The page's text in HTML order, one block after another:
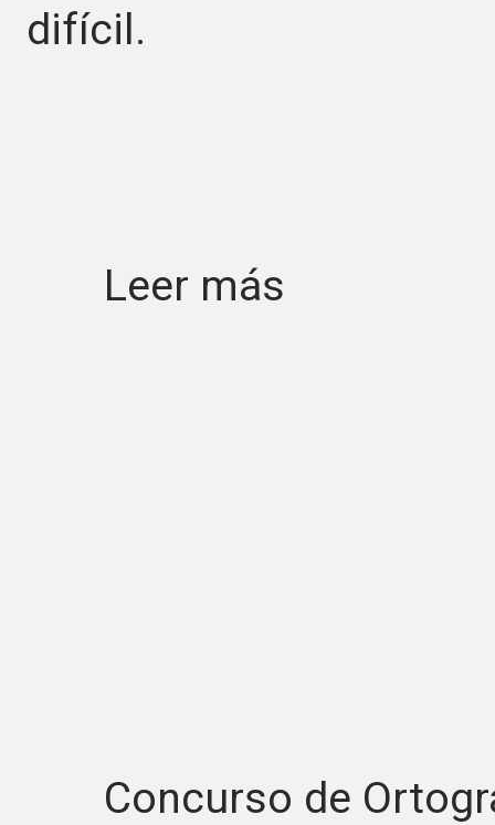
difícil.
Leer más
Concurso de